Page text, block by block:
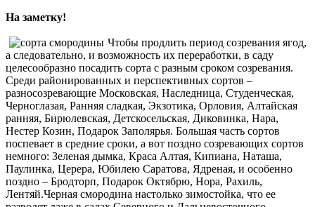
На заметку!
Чтобы продлить период созревания ягод,
а следовательно, и возможность их переработки, в саду
целесообразно посадить сорта с разным сроком созревания.
Среди районированных и перспективных сортов –
разносозревающие Московская, Наследница, Студенческая,
Черноглазая, Ранняя сладкая, Экзотика, Орловия, Алтайская
ранняя, Бирюлевская, Детскосельская, Диковинка, Нара,
Нестер Козин, Подарок Заполярья. Большая часть сортов
поспевает в средние сроки, а вот поздно созревающих сортов
немного: Зеленая дымка, Краса Алтая, Кипиана, Наташа,
Паулинка, Церера, Юбилею Саратова, Ядреная, и особенно
поздно – Бродторп, Подарок Октябрю, Нора, Рахиль,
Лентяй.Черная смородина настолько зимостойка, что ее